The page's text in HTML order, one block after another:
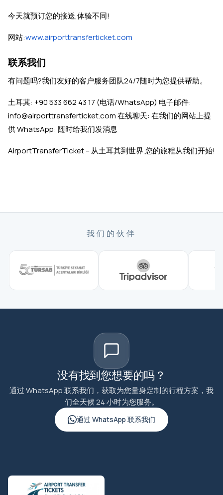
今天就预订您的接送,体验不同!
网站:www.airporttransferticket.com
联系我们
有问题吗?我们友好的客户服务团队24/7随时为您提供帮助。
土耳其: +90 533 662 43 17 (电话/WhatsApp) 电子邮件:
info@airporttransferticket.com 在线聊天: 在我们的网站上提
供 WhatsApp: 随时给我们发消息
AirportTransferTicket – 从土耳其到世界,您的旅程从我们开始!
我们的伙伴
没有找到您想要的吗？
通过 WhatsApp 联系我们，获取为您量身定制的行程方案，我
们全天候 24 小时为您服务。
通过 WhatsApp 联系我们